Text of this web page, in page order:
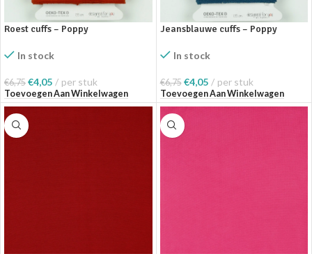
Roest cuffs – Poppy
In stock
€6,75 €4,05 per stuk
Toevoegen Aan Winkelwagen
Jeansblauwe cuffs – Poppy
In stock
€6,75 €4,05 per stuk
Toevoegen Aan Winkelwagen